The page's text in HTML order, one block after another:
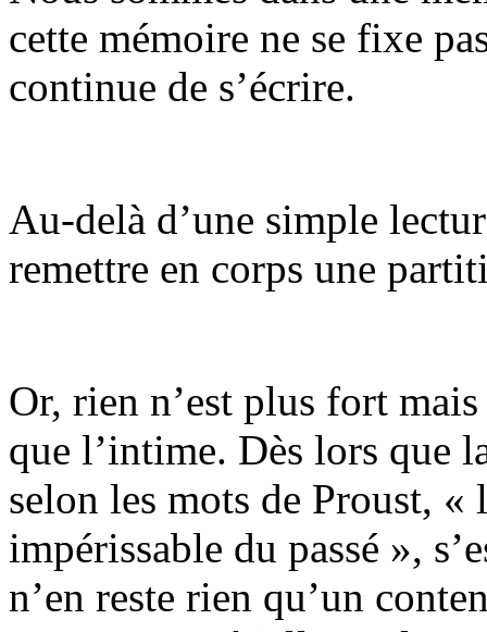
cette mémoire ne se fixe
continue de s’écrire.
Au-delà d’une simple
remettre en corps une
Or, rien n’est plus fort
que l’intime. Dès lors que
selon les mots de Proust,
impérissable du passé »,
n’en reste rien qu’un